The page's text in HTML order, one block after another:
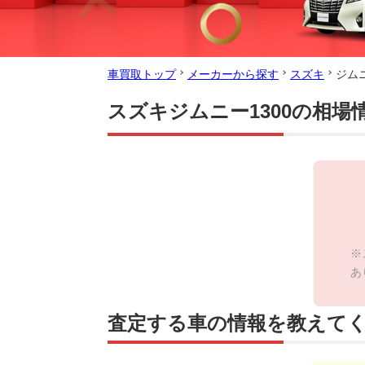
車買取トップ メーカーから探す スズキ ジム
スズキジムニー1300の相場
※
あ
査定する車の情報を教えて